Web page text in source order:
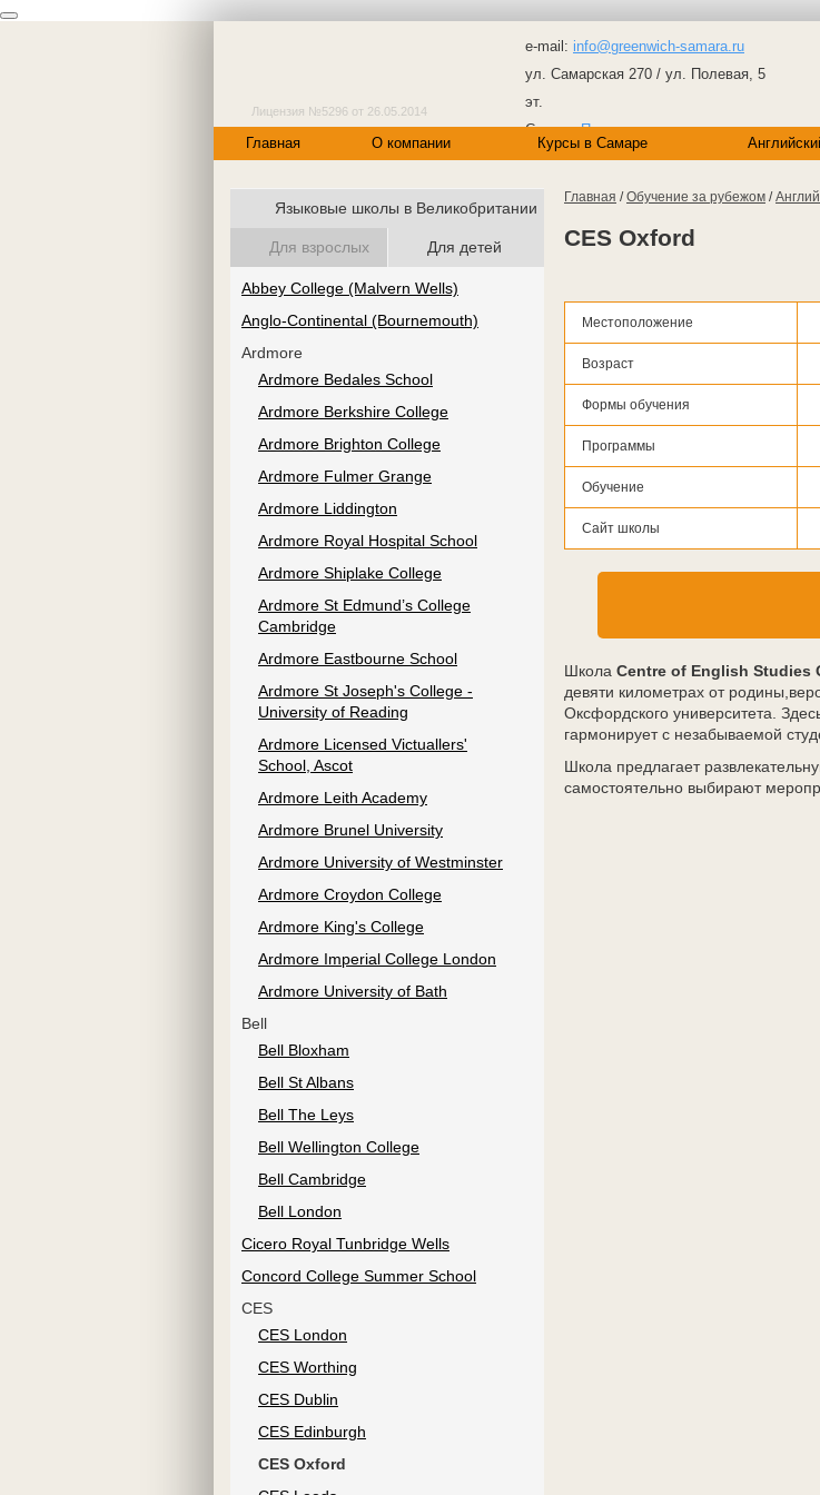
Лицензия №5296 от 26.05.2014
e-mail: info@greenwich-samara.ru
ул. Самарская 270 / ул. Полевая, 5
эт.
СамараПосмотреть на карте
Главная О компании Курсы в Самаре
Языковые школы в Великобритании
Для взрослых Для детей
Abbey College (Malvern Wells)
Anglo-Continental (Bournemouth)
Ardmore
Ardmore Bedales School
Ardmore Berkshire College
Ardmore Brighton College
Ardmore Fulmer Grange
Ardmore Liddington
Ardmore Royal Hospital School
Ardmore Shiplake College
Ardmore St Edmund’s College
Cambridge
Ardmore Eastbourne School
Ardmore St Joseph's College -
University of Reading
Ardmore Licensed Victuallers'
School, Ascot
Ardmore Leith Academy
Ardmore Brunel University
Ardmore University of Westminster
Ardmore Croydon College
Ardmore King's College
Ardmore Imperial College London
Ardmore University of Bath
Bell
Bell Bloxham
Bell St Albans
Bell The Leys
Bell Wellington College
Bell Cambridge
Bell London
Cicero Royal Tunbridge Wells
Concord College Summer School
CES
CES London
CES Worthing
CES Dublin
CES Edinburgh
CES Oxford
Главная /Обучение за рубежом /
CES Oxford
Местоположение
Возраст
Формы обучения
Программы
Обучение
Cайт школы
Школа Centre of English Studies
девяти километрах от
Оксфордского университета.
гармонирует с незабываемой
Школа предлагает
самостоятельно выбирают